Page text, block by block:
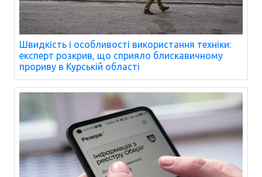
Швидкість і особливості використання техніки:
експерт розкрив, що сприяло блискавичному
прориву в Курській області